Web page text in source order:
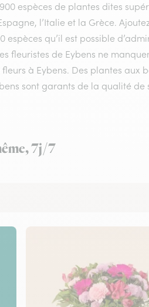
espèces de plantes dites
l’Italie et la Grèce.
qu’il est possible
fleuristes de Eybens ne
à Eybens. Des plantes aux
sont garants de la qualité de
7j/7